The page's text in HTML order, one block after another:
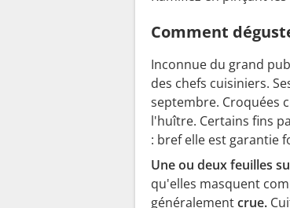
Comment
Inconnue du grand
des chefs cuisiniers.
septembre. Croquées
l'huître. Certains fins
: bref elle est garantie
Une ou deux feuilles
qu'elles masquent
généralementcrue.